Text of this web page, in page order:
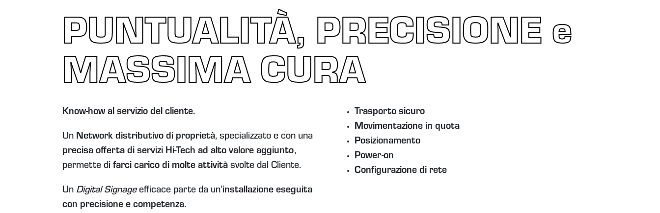
PUNTUALITÀ, PRECISIONE e
MASSIMA CURA
Know-how al servizio del cliente.
Un Network distributivo di proprietà, specializzato e con una
precisa offerta di servizi Hi-Tech ad alto valore aggiunto,
permette di farci carico di molte attività svolte dal Cliente.
Un Digital Signageefficace parte da un’installazione eseguita
con precisione e competenza.
Trasporto sicuro
Movimentazione in quota
Posizionamento
Power-on
Configurazione di rete